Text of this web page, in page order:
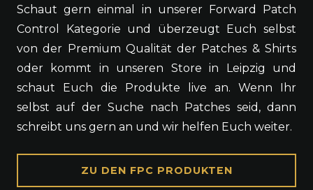
Schaut gern einmal in unserer Forward Patch
Control Kategorie und überzeugt Euch selbst
von der Premium Qualität der Patches & Shirts
oder kommt in unseren Store in Leipzig und
schaut Euch die Produkte live an. Wenn Ihr
selbst auf der Suche nach Patches seid, dann
schreibt uns gern an und wir helfen Euch weiter.
ZU DEN FPC PRODUKTEN